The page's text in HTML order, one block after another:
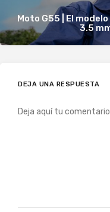
Moto G55 | El
3.5
DEJA UNA RESPUESTA